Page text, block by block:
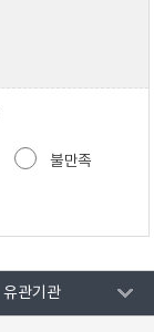
불만족
유관기관